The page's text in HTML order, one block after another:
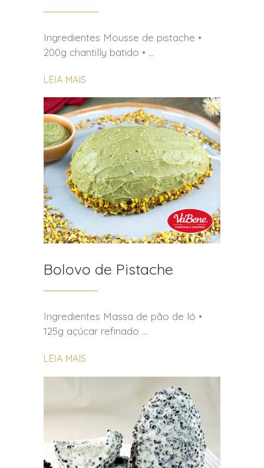
Ingredientes Mousse de pistache •
200g chantilly batido •
LEIA MAIS
Bolovo de Pistache
Ingredientes Massa de pão de ló •
125g açúcar refinado
LEIA MAIS